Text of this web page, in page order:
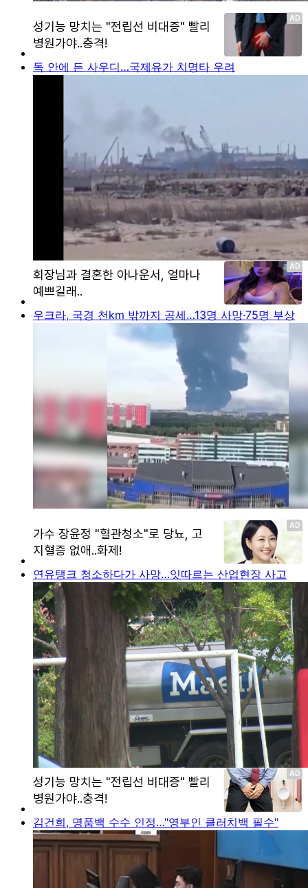
독 안에 든 사우디…국제유가 치명타 우려
우크라, 국경 천km 밖까지 공세…13명 사망·75명 부상
연유탱크 청소하다가 사망…잇따르는 산업현장 사고
김건희, 명품백 수수 인정…"영부인 클러치백 필수"